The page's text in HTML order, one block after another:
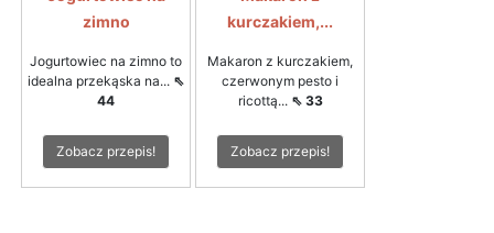
zimno
Jogurtowiec na zimno to
idealna przekąska na... ⇖
44
Zobacz przepis!
kurczakiem,...
Makaron z kurczakiem,
czerwonym pesto i
ricottą... ⇖ 33
Zobacz przepis!